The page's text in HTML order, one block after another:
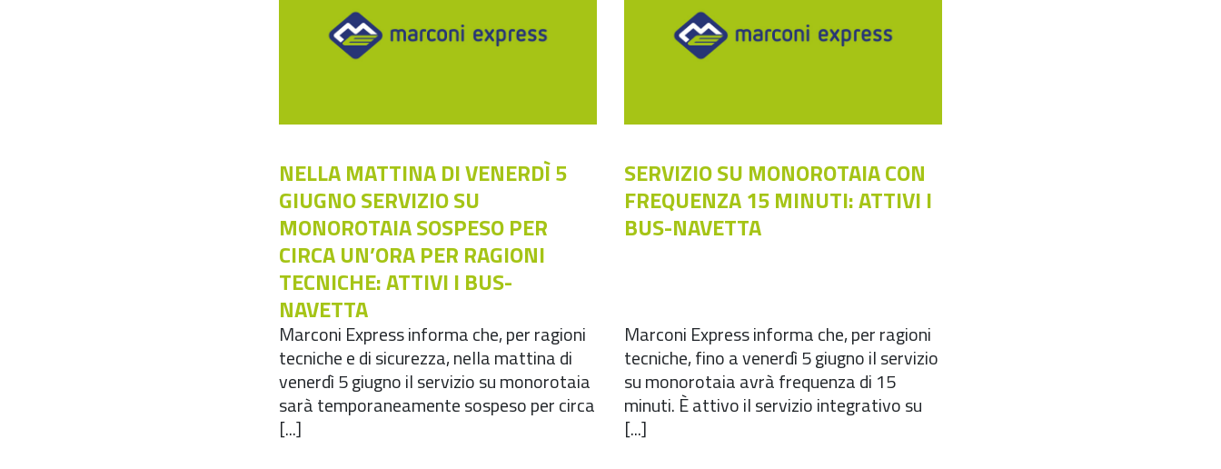
NELLA MATTINA DI VENERDÌ 5
GIUGNO SERVIZIO SU
MONOROTAIA SOSPESO PER
CIRCA UN’ORA PER RAGIONI
TECNICHE: ATTIVI I BUS-
NAVETTA
Marconi Express informa che, per ragioni
tecniche e di sicurezza, nella mattina di
venerdì 5 giugno il servizio su monorotaia
sarà temporaneamente sospeso per circa
[...]
SERVIZIO SU MONOROTAIA CON
FREQUENZA 15 MINUTI: ATTIVI I
BUS-NAVETTA
Marconi Express informa che, per ragioni
tecniche, fino a venerdì 5 giugno il servizio
su monorotaia avrà frequenza di 15
minuti. È attivo il servizio integrativo su
[...]